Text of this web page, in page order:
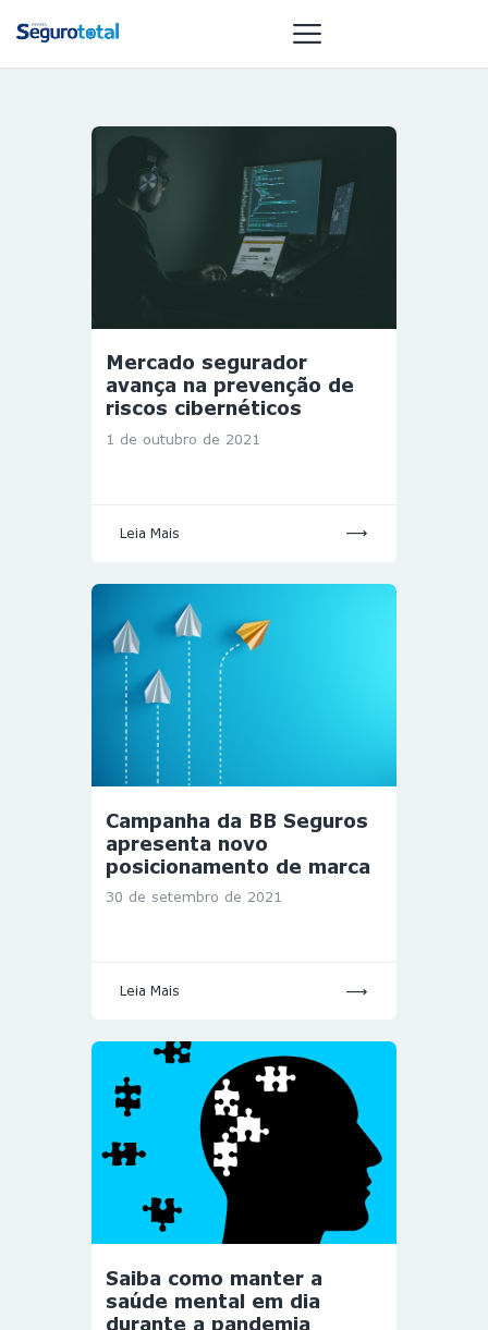
NOTÍCIAS
REVISTA
ESPECIAIS
GAIVOTA DE
OURO
GESTORAS
HOMEST
HOME
Mercado segurador
avança na prevenção de
riscos cibernéticos
1 de outubro de 2021
Leia Mais
Campanha da BB Seguros
apresenta novo
posicionamento de marca
30 de setembro de 2021
Leia Mais
Saiba como manter a
saúde mental em dia
durante a pandemia